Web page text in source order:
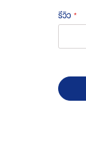
รีวิว